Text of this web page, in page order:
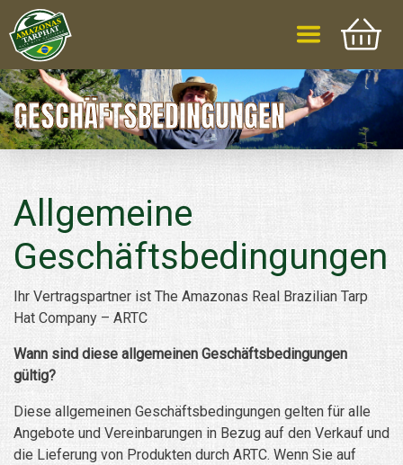
GESCHÄFTSBEDINGUNGEN
Allgemeine
Geschäftsbedingungen
Ihr Vertragspartner ist The Amazonas Real Brazilian Tarp
Hat Company – ARTC
Wann sind diese allgemeinen Geschäftsbedingungen
gültig?
Diese allgemeinen Geschäftsbedingungen gelten für alle
Angebote und Vereinbarungen in Bezug auf den Verkauf und
die Lieferung von Produkten durch ARTC. Wenn Sie auf